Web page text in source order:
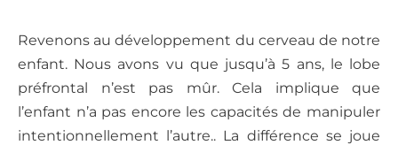
Revenons au développement du cerveau de notre
enfant. Nous avons vu que jusqu’à 5 ans, le lobe
préfrontal n’est pas mûr. Cela implique que
l’enfant n’a pas encore les capacités de manipuler
intentionnellement l’autre.. La différence se joue